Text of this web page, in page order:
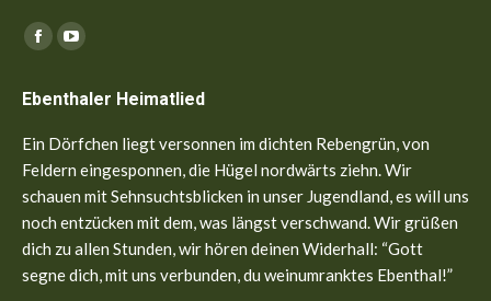
Finden Sie uns auf:
Facebook
opens
in
new
window
YouTube
opens
in
new
window
Ebenthaler Heimatlied
Ein Dörfchen liegt versonnen im dichten Rebengrün, von
Feldern eingesponnen, die Hügel nordwärts ziehn. Wir
schauen mit Sehnsuchtsblicken in unser Jugendland, es will uns
noch entzücken mit dem, was längst verschwand. Wir grüßen
dich zu allen Stunden, wir hören deinen Widerhall: “Gott
segne dich, mit uns verbunden, du weinumranktes Ebenthal!”